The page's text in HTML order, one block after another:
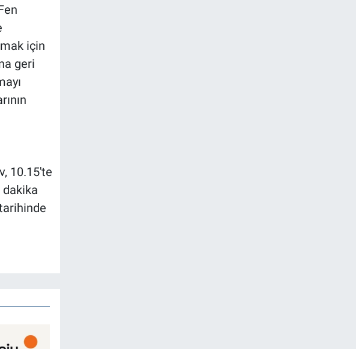
için
geri
10.15'te
dakika